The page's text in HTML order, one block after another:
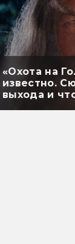
«Охота на
известно.
выхода и